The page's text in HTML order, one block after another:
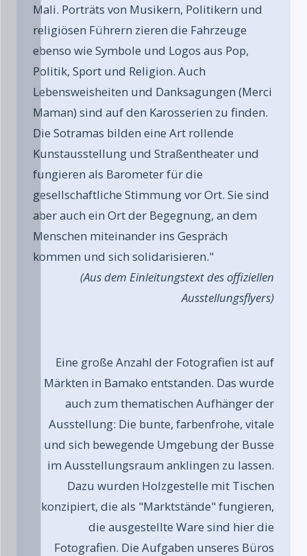
Mali. Porträts von Musikern, Politikern und
religiösen Führern zieren die Fahrzeuge
ebenso wie Symbole und Logos aus Pop,
Politik, Sport und Religion. Auch
Lebensweisheiten und Danksagungen (Merci
Maman) sind auf den Karosserien zu finden.
Die Sotramas bilden eine Art rollende
Kunstausstellung und Straßentheater und
fungieren als Barometer für die
gesellschaftliche Stimmung vor Ort. Sie sind
aber auch ein Ort der Begegnung, an dem
Menschen miteinander ins Gespräch
kommen und sich solidarisieren."
(Aus dem Einleitungstext des offiziellen
Ausstellungsflyers)
Eine große Anzahl der Fotografien ist auf
Märkten in Bamako entstanden. Das wurde
auch zum thematischen Aufhänger der
Ausstellung: Die bunte, farbenfrohe, vitale
und sich bewegende Umgebung der Busse
im Ausstellungsraum anklingen zu lassen.
Dazu wurden Holzgestelle mit Tischen
konzipiert, die als "Marktstände" fungieren,
die ausgestellte Ware sind hier die
Fotografien. Die Aufgaben unseres Büros
Jobs
Kontakt
Impressum